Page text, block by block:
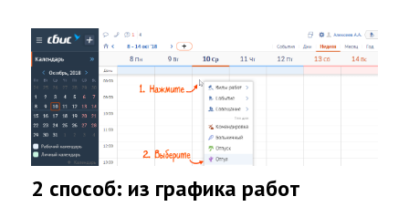
И
Электронные
Подписи
Все
О
Контрагентах
ОФД
И
2 способ: из графика работ